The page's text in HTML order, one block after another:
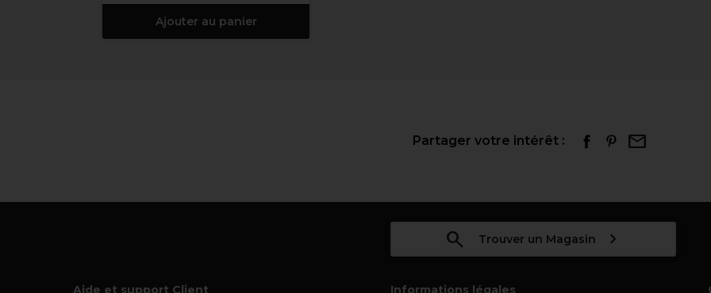
Ajouter au panier
Partager votre intérêt :
Trouver un Magasin
Aide et support Client
Informations légales